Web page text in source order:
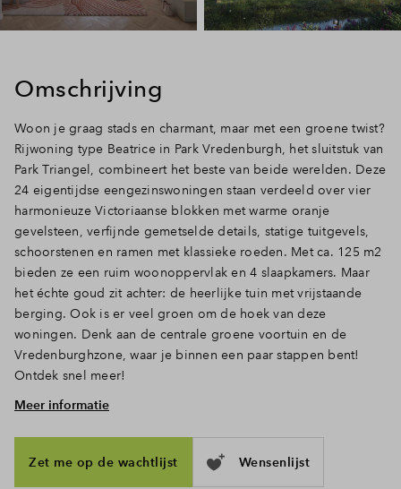
Omschrijving
Woon je graag stads en charmant, maar met een groene twist?
Rijwoning type Beatrice in Park Vredenburgh, het sluitstuk van
Park Triangel, combineert het beste van beide werelden. Deze
24 eigentijdse eengezinswoningen staan verdeeld over vier
harmonieuze Victoriaanse blokken met warme oranje
gevelsteen, verfijnde gemetselde details, statige tuitgevels,
schoorstenen en ramen met klassieke roeden. Met ca. 125 m2
bieden ze een ruim woonoppervlak en 4 slaapkamers. Maar
het échte goud zit achter: de heerlijke tuin met vrijstaande
berging. Ook is er veel groen om de hoek van deze
woningen. Denk aan de centrale groene voortuin en de
Vredenburghzone, waar je binnen een paar stappen bent!
Ontdek snel meer!
Ruimte, licht en openslaande deuren naar de tuin
toilet en trapopgang loop je door naar het woongedeelte,
waar het daglicht door de hoge ramen en deuren rijkelijk
Meer informatie
Zet me op de wachtlijst Wensenlijst